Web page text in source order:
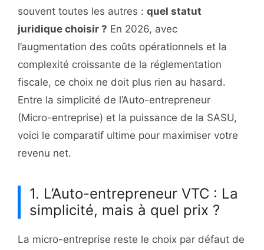
souvent toutes les autres : quel statut
juridique choisir ? En 2026, avec
l’augmentation des coûts opérationnels et la
complexité croissante de la réglementation
fiscale, ce choix ne doit plus rien au hasard.
Entre la simplicité de l’Auto-entrepreneur
(Micro-entreprise) et la puissance de la SASU,
voici le comparatif ultime pour maximiser votre
revenu net.
1. L’Auto-entrepreneur VTC : La
simplicité, mais à quel prix ?
La micro-entreprise reste le choix par défaut de